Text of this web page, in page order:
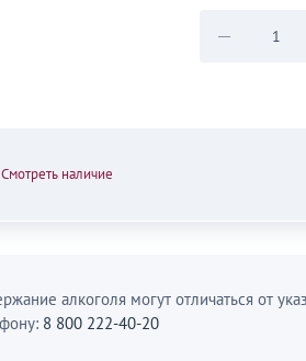
Смотреть наличие
алкоголя могут отличаться от
8 800 222-40-20